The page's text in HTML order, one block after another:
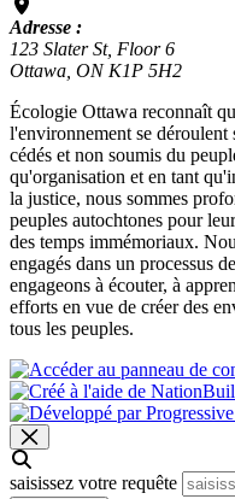
Adresse :
123 Slater St, Floor 6
Ottawa, ON K1P 5H2
Écologie Ottawa reconnaît
l'environnement se
cédés et non soumis du
qu'organisation et en tant
la justice, nous sommes
peuples autochtones pour
des temps immémoriaux.
engagés dans un processus
engageons à écouter, à
efforts en vue de créer des
tous les peuples.
saisissez votre requête